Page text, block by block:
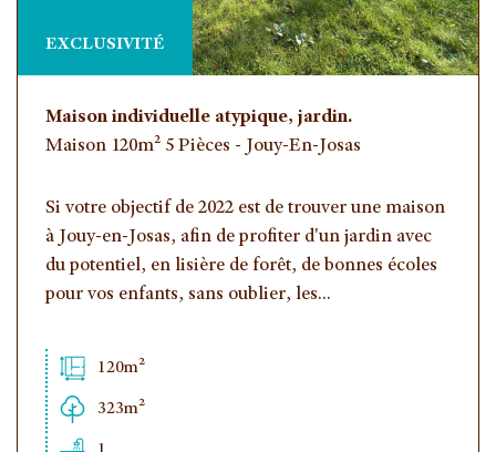
EXCLUSIVITÉ
Maison individuelle atypique, jardin.
Maison 120m² 5 Pièces - Jouy-En-Josas
Si votre objectif de 2022 est de trouver une maison
à Jouy-en-Josas, afin de profiter d'un jardin avec
du potentiel, en lisière de forêt, de bonnes écoles
pour vos enfants, sans oublier, les...
120m²
323m²